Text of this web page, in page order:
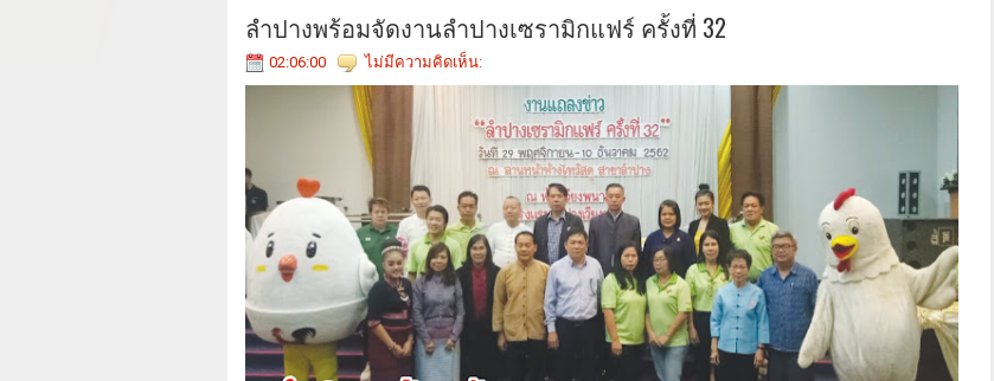
ลำปางพร้อมจัดงานลำปางเซรามิกแฟร์ ครั้งที่ 32
02:06:00 ไม่มีความคิดเห็น: